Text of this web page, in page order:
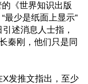
《世界知识出版
最少是纸面上显示”
述消息人士指，
秦刚，他们只是同
X发推文指出，至少